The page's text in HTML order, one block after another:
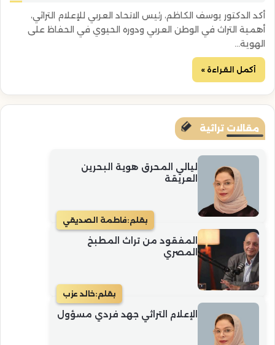
أكد الدكتور يوسف الكاظم، رئيس الاتحاد العربي للإعلام التراثي،
أهمية التراث في الوطن العربي ودوره الحيوي في الحفاظ على
الهوية…
أكمل القراءة »
مقالات تراثية
ليالي المحرق هوية البحرين
العريقة
بقلم:فاطمة الصديقي
المفقود من تراث المطبخ
المصري
بقلم:خالد عزب
الإعلام التراثي جهد فردي مسؤول